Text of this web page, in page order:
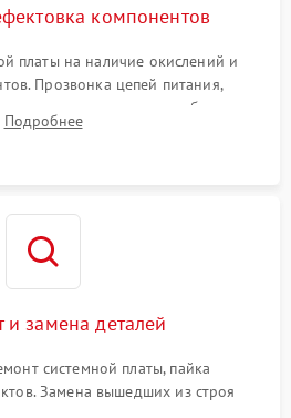
компонентов
платы на наличие окислений и
Прозвонка цепей питания,
моторов колес и турбины
оптических и инфракрасных
Подробнее
и замена деталей
системной платы, пайка
Замена вышедших из строя